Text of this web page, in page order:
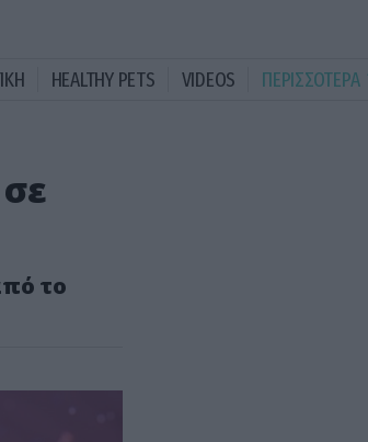
HEALTHY PETS VIDEOS ΠΕΡΙΣΣΟΤΕΡΑ
το